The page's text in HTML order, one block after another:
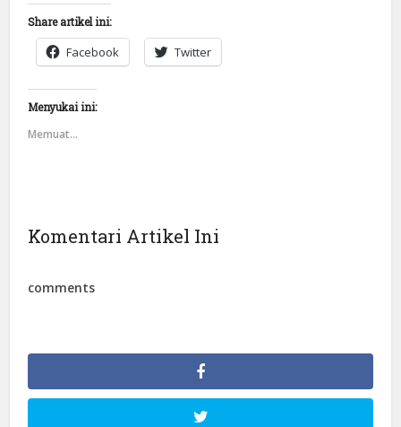
Share artikel ini:
Facebook Twitter
Menyukai ini:
Memuat...
Komentari Artikel Ini
comments